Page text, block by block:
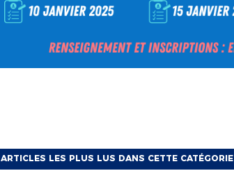
ARTICLES LES PLUS LUS DANS CETTE CATÉGORIE